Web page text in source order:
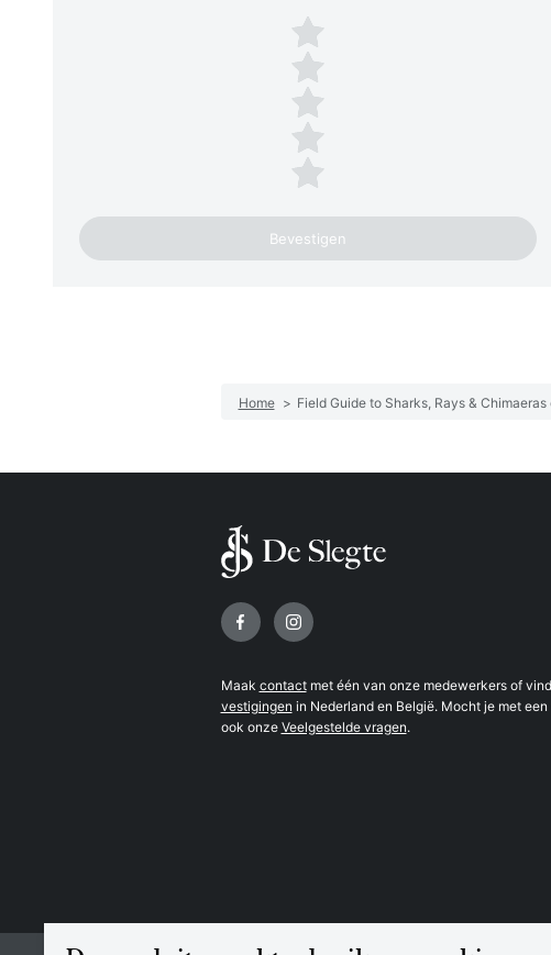
Plaats een beoordeling
5 sterren
4 sterren
3 sterren
2 sterren
1 ster
Home > Field Guide to Sharks, Rays &
Volg ons op
Maak contactmet één van onze medewerkers of
vestigingen in Nederland en België. Mocht je met
ook onze Veelgestelde vragen.